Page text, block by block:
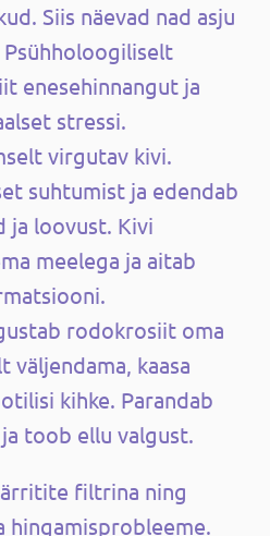
Siis näevad nad asju
enesehinnangut ja
stressi.
virgutav kivi.
suhtumist ja edendab
ja loovust. Kivi
meelega ja aitab
rodokrosiit oma
väljendama, kaasa
kihke. Parandab
toob ellu valgust.
filtrina ning
hingamisprobleeme.